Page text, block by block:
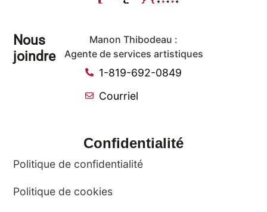
Nous
joindre
Manon Thibodeau :
Agente de services artistiques
1-819-692-0849
Courriel
Confidentialité
Politique de confidentialité
Politique de cookies